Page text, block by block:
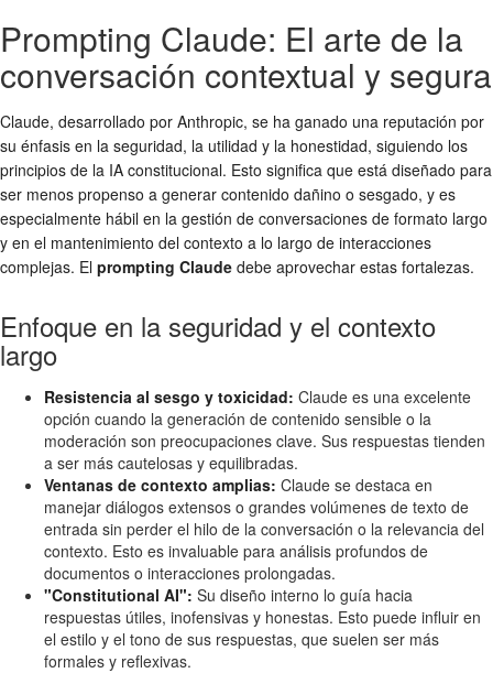
Prompting Claude: El arte de la
conversación contextual y segura
Claude, desarrollado por Anthropic, se ha ganado una reputación por
su énfasis en la seguridad, la utilidad y la honestidad, siguiendo los
principios de la IA constitucional. Esto significa que está diseñado para
ser menos propenso a generar contenido dañino o sesgado, y es
especialmente hábil en la gestión de conversaciones de formato largo
y en el mantenimiento del contexto a lo largo de interacciones
complejas. El prompting Claude debe aprovechar estas fortalezas.
Enfoque en la seguridad y el contexto
largo
Resistencia al sesgo y toxicidad: Claude es una excelente
opción cuando la generación de contenido sensible o la
moderación son preocupaciones clave. Sus respuestas tienden
a ser más cautelosas y equilibradas.
Ventanas de contexto amplias: Claude se destaca en
manejar diálogos extensos o grandes volúmenes de texto de
entrada sin perder el hilo de la conversación o la relevancia del
contexto. Esto es invaluable para análisis profundos de
documentos o interacciones prolongadas.
"Constitutional AI": Su diseño interno lo guía hacia
respuestas útiles, inofensivas y honestas. Esto puede influir en
el estilo y el tono de sus respuestas, que suelen ser más
formales y reflexivas.